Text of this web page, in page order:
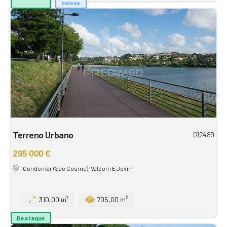
baisse
Terreno Urbano 012489
295 000 €
Gondomar (São Cosme), Valbom E Jovim
310,00 m² 705,00 m²
Destaque